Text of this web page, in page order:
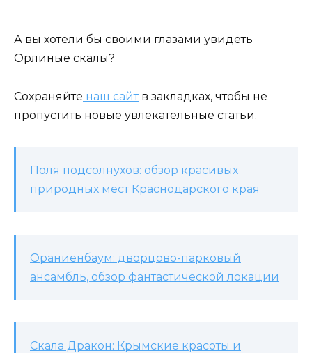
А вы хотели бы своими глазами увидеть
Орлиные скалы?
Сохраняйте наш сайтв закладках, чтобы не
пропустить новые увлекательные статьи.
Поля подсолнухов: обзор красивых
природных мест Краснодарского края
Ораниенбаум: дворцово-парковый
ансамбль, обзор фантастической локации
Скала Дракон: Крымские красоты и